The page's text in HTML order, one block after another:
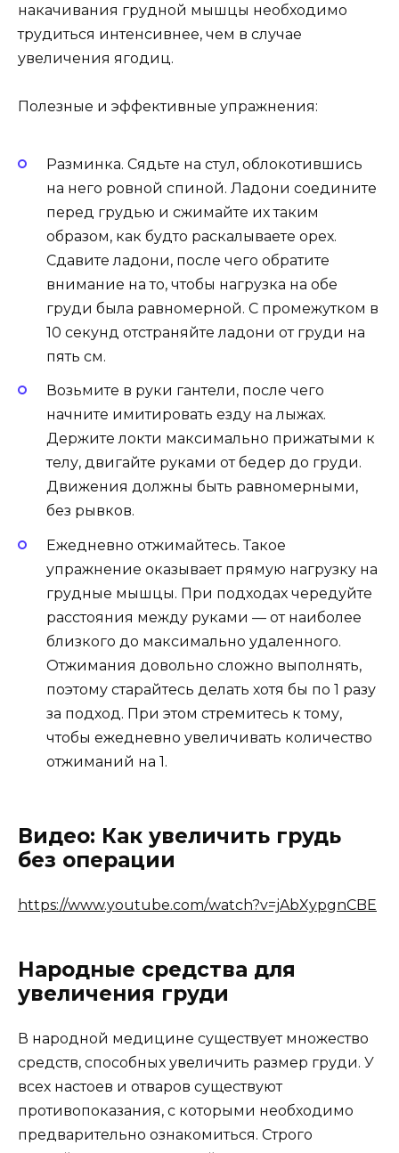
накачивания грудной мышцы необходимо
трудиться интенсивнее, чем в случае
увеличения ягодиц.
Полезные и эффективные упражнения:
Разминка. Сядьте на стул, облокотившись
на него ровной спиной. Ладони соедините
перед грудью и сжимайте их таким
образом, как будто раскалываете орех.
Сдавите ладони, после чего обратите
внимание на то, чтобы нагрузка на обе
груди была равномерной. С промежутком в
10 секунд отстраняйте ладони от груди на
пять см.
Возьмите в руки гантели, после чего
начните имитировать езду на лыжах.
Держите локти максимально прижатыми к
телу, двигайте руками от бедер до груди.
Движения должны быть равномерными,
без рывков.
Ежедневно отжимайтесь. Такое
упражнение оказывает прямую нагрузку на
грудные мышцы. При подходах чередуйте
расстояния между руками — от наиболее
близкого до максимально удаленного.
Отжимания довольно сложно выполнять,
поэтому старайтесь делать хотя бы по 1 разу
за подход. При этом стремитесь к тому,
чтобы ежедневно увеличивать количество
отжиманий на 1.
Видео: Как увеличить грудь
без операции
https://www.youtube.com/watch?v=jAbXypgnCBE
Народные средства для
увеличения груди
В народной медицине существует множество
средств, способных увеличить размер груди. У
всех настоев и отваров существуют
противопоказания, с которыми необходимо
предварительно ознакомиться. Строго